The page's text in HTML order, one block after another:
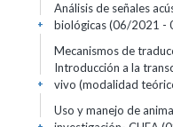
Análisis de señales
biológicas(06/2021 -
+
Mecanismos de
Introducción a la
vivo (modalidad
+
Uso y manejo de